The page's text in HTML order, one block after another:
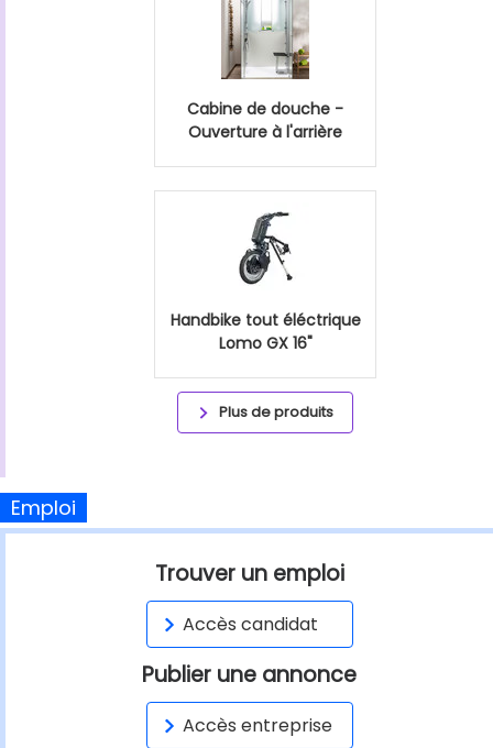
Cabine de douche -
Ouverture à l'arrière
Handbike tout éléctrique
Lomo GX 16"
Plus de produits
Emploi
Trouver un emploi
Accès candidat
Publier une annonce
Accès entreprise